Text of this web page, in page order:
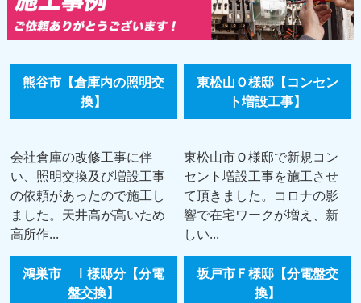
熊谷市【倉庫内の照明交
換】
会社倉庫の改修工事に伴
い、照明交換及び増設工事
の依頼があったので施工し
ました。天井高が高いため
高所作...
東松山Ｏ様邸【コンセン
ト増設工事】
東松山市Ｏ様邸で新規コン
セント増設工事を施工させ
て頂きました。コロナの影
響で在宅ワークが増え、新
しい...
鴻巣市 Ⅰ様邸分【分電
盤交換】
坂戸市Ｆ様邸【分電盤交
換】